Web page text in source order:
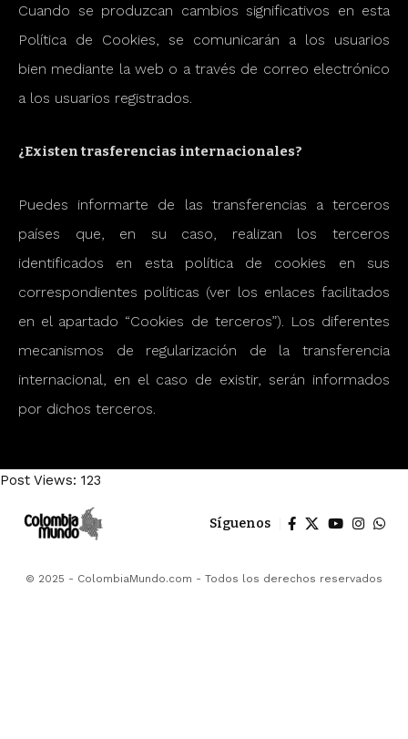
Cuando se produzcan cambios significativos en esta
Política de Cookies, se comunicarán a los usuarios
bien mediante la web o a través de correo electrónico
a los usuarios registrados.
¿Existen trasferencias internacionales?
Puedes informarte de las transferencias a terceros
países que, en su caso, realizan los terceros
identificados en esta política de cookies en sus
correspondientes políticas (ver los enlaces facilitados
en el apartado “Cookies de terceros”). Los diferentes
mecanismos de regularización de la transferencia
internacional, en el caso de existir, serán informados
por dichos terceros.
Post Views: 123
Síguenos
© 2025 - ColombiaMundo.com - Todos los derechos reservados